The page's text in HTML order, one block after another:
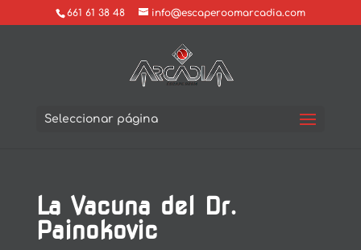
661 61 38 48 info@escaperoomarcadia.com
Seleccionar página
La Vacuna del Dr.
Painokovic